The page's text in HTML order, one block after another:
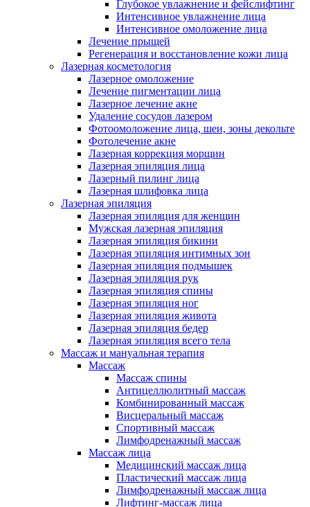
Глубокое увлажнение и фейслифтинг
Интенсивное увлажнение лица
Интенсивное омоложение лица
Лечение прыщей
Регенерация и восстановление кожи лица
Лазерная косметология
Лазерное омоложение
Лечение пигментации лица
Лазерное лечение акне
Удаление сосудов лазером
Фотоомоложение лица, шеи, зоны декольте
Фотолечение акне
Лазерная коррекция морщин
Лазерная эпиляция лица
Лазерный пилинг лица
Лазерная шлифовка лица
Лазерная эпиляция
Лазерная эпиляция для женщин
Мужская лазерная эпиляция
Лазерная эпиляция бикини
Лазерная эпиляция интимных зон
Лазерная эпиляция подмышек
Лазерная эпиляция рук
Лазерная эпиляция спины
Лазерная эпиляция ног
Лазерная эпиляция живота
Лазерная эпиляция бедер
Лазерная эпиляция всего тела
Массаж и мануальная терапия
Массаж
Массаж спины
Антицеллюлитный массаж
Комбинированный массаж
Висцеральный массаж
Спортивный массаж
Лимфодренажный массаж
Массаж лица
Медицинский массаж лица
Пластический массаж лица
Лимфодренажный массаж лица
Лифтинг-массаж лица